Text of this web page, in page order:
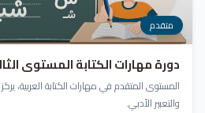
متقدم
دورة مهارات الكتابة المستوى
المستوى المتقدم في مهارات الكتابة العربية، يركز
والتعبير الأدبي.